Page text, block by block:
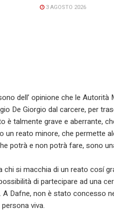
3 AGOSTO 2026
dell’ opinione che le Autorità
De Giorgio dal carcere, per
è talmente grave e aberrante,
un reato minore, che permette
potrà e non potrà fare, sono
chi si macchia di un reato cosí
di partecipare ad una
Dafne, non è stato concesso
viva.